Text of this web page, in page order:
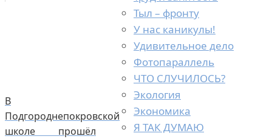
В
Подгороднепокровской
школе прошёл
Тыл – фронту
У нас каникулы!
Удивительное дело
Фотопараллель
ЧТО СЛУЧИЛОСЬ?
Экология
Экономика
Я ТАК ДУМАЮ